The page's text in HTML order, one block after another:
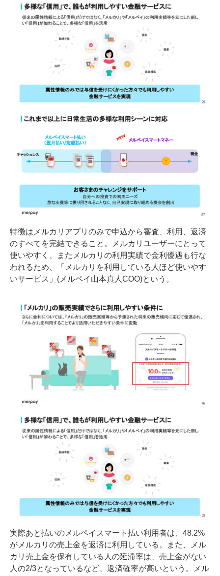
特徴はメルカリアプリのみで申込から審査、利用、返済
のすべてを完結できること。メルカリユーザーにとって
使いやすく、またメルカリの利用実績で金利優遇も行な
われるため、「メルカリを利用している人ほど使いやす
いサービス」(メルペイ山本真人COO)という。
実際あと払いのメルペイスマート払い利用者は、48.2%
がメルカリの売上金を返済に利用している。また、メル
カリ売上金を保有している人の延滞率は、売上金がない
人の2/3となっているなど、返済確率が高いという。メル